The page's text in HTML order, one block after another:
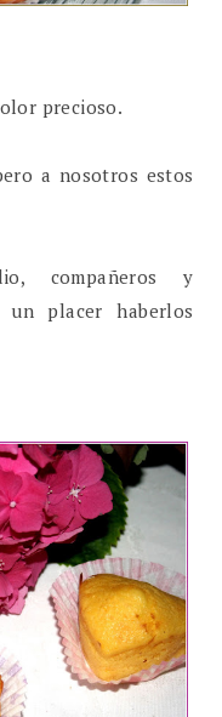
precioso.
a nosotros estos
compañeros y
un placer haberlos